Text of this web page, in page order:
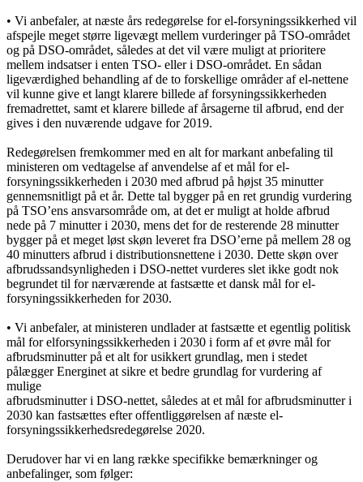
• Vi anbefaler, at næste års redegørelse for el-forsyningssikkerhed vil
afspejle meget større ligevægt mellem vurderinger på TSO-området
og på DSO-området, således at det vil være muligt at prioritere
mellem indsatser i enten TSO- eller i DSO-området. En sådan
ligeværdighed behandling af de to forskellige områder af el-nettene
vil kunne give et langt klarere billede af forsyningssikkerheden
fremadrettet, samt et klarere billede af årsagerne til afbrud, end der
gives i den nuværende udgave for 2019.
Redegørelsen fremkommer med en alt for markant anbefaling til
ministeren om vedtagelse af anvendelse af et mål for el-
forsyningssikkerheden i 2030 med afbrud på højst 35 minutter
gennemsnitligt på et år. Dette tal bygger på en ret grundig vurdering
på TSO’ens ansvarsområde om, at det er muligt at holde afbrud
nede på 7 minutter i 2030, mens det for de resterende 28 minutter
bygger på et meget løst skøn leveret fra DSO’erne på mellem 28 og
40 minutters afbrud i distributionsnettene i 2030. Dette skøn over
afbrudssandsynligheden i DSO-nettet vurderes slet ikke godt nok
begrundet til for nærværende at fastsætte et dansk mål for el-
forsyningssikkerheden for 2030.
• Vi anbefaler, at ministeren undlader at fastsætte et egentlig politisk
mål for elforsyningssikkerheden i 2030 i form af et øvre mål for
afbrudsminutter på et alt for usikkert grundlag, men i stedet
pålægger Energinet at sikre et bedre grundlag for vurdering af
mulige
afbrudsminutter i DSO-nettet, således at et mål for afbrudsminutter i
2030 kan fastsættes efter offentliggørelsen af næste el-
forsyningssikkerhedsredegørelse 2020.
Derudover har vi en lang række specifikke bemærkninger og
anbefalinger, som følger: